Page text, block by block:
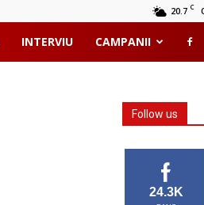
20.7 C
INTERVIU CAMPANII
Follow us
24.3K